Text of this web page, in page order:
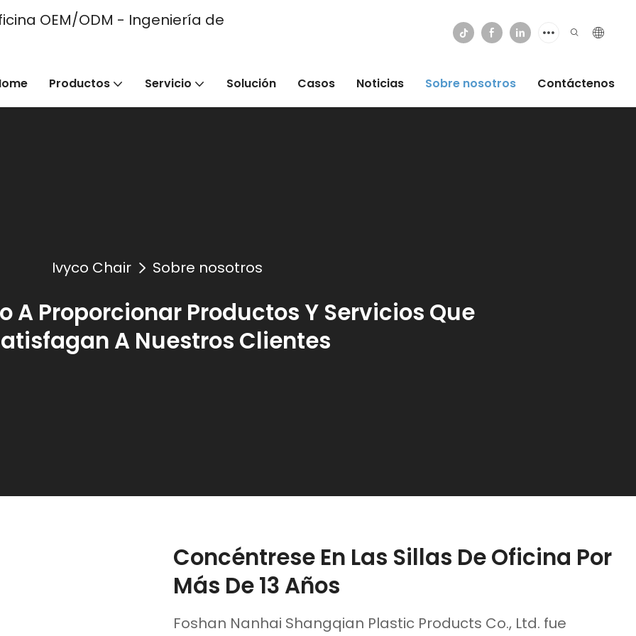
OEM/ODM - Ingeniería de
Productos Servicio Solución Casos Noticias Sobre nosotros Contáctenos
Ivyco Chair Sobre nosotros
A Proporcionar Productos Y Servicios Que
A Nuestros Clientes
Concéntrese En Las Sillas De Oficina Por
Más De 13 Años
Foshan Nanhai Shangqian Plastic Products Co., Ltd. fue